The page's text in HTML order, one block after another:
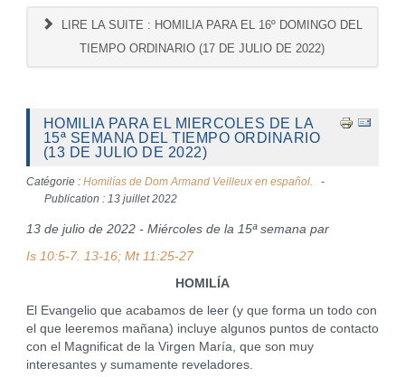
LIRE LA SUITE : HOMILIA PARA EL 16º DOMINGO DEL
TIEMPO ORDINARIO (17 DE JULIO DE 2022)
HOMILIA PARA EL MIERCOLES DE LA
15ª SEMANA DEL TIEMPO ORDINARIO
(13 DE JULIO DE 2022)
Catégorie : Homilías de Dom Armand Veilleux en español.
Publication : 13 juillet 2022
13 de julio de 2022 - Miércoles de la 15ª semana par
Is 10:5-7. 13-16; Mt 11:25-27
HOMILÍA
El Evangelio que acabamos de leer (y que forma un todo con
el que leeremos mañana) incluye algunos puntos de contacto
con el Magnificat de la Virgen María, que son muy
interesantes y sumamente reveladores.